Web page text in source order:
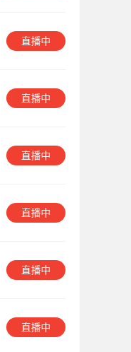
直播中
直播中
直播中
直播中
直播中
直播中